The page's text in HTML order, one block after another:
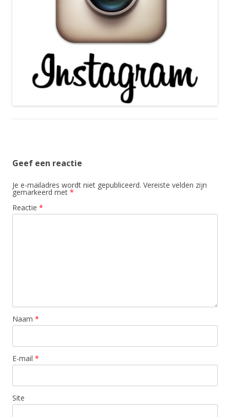
Geef een reactie
Je e-mailadres wordt niet gepubliceerd. Vereiste velden zijn
gemarkeerd met *
Reactie *
Naam *
E-mail *
Site